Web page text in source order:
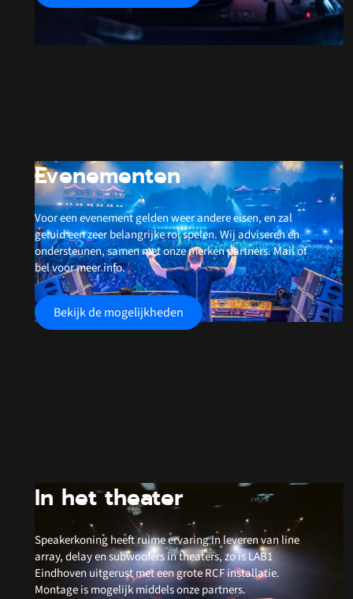
Evenementen
Voor een evenement gelden weer andere eisen, en zal
geluid een zeer belangrijke rol spelen. Wij adviseren en
ondersteunen, samen met onze merken partners. Mail of
bel voor meer info.
Bekijk de mogelijkheden
In het theater
Speakerkoning heeft ruime ervaring in leveren van line
array, delay en subwoofers in theaters, zo is LAB1
Eindhoven uitgerust met een grote RCF installatie.
Montage is mogelijk middels onze partners.